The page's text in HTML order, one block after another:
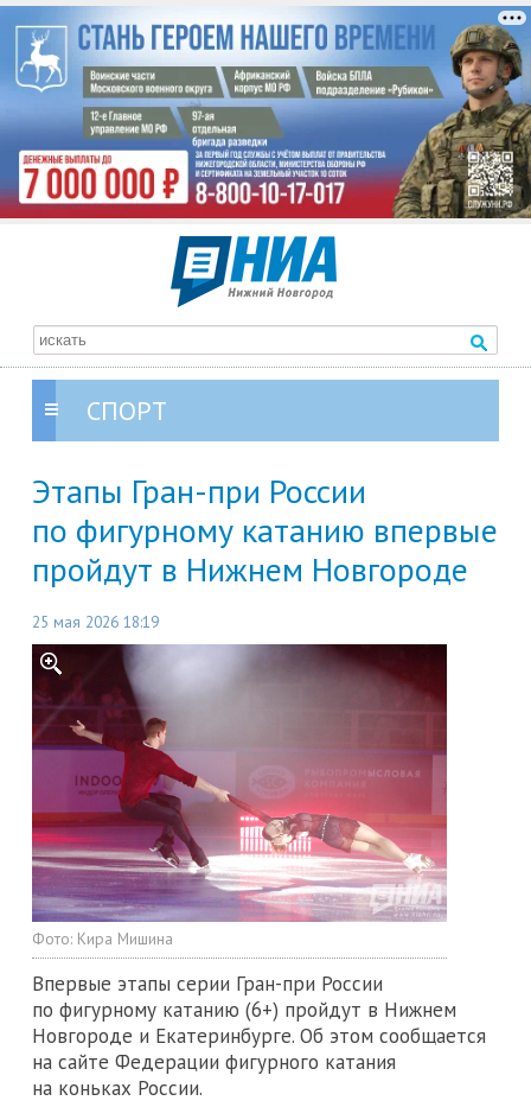
СПОРТ
Этапы Гран-при России
по фигурному катанию впервые
пройдут в Нижнем Новгороде
25 мая 2026 18:19
Фото: Кира Мишина
Впервые этапы серии Гран-при России
по фигурному катанию (6+) пройдут в Нижнем
Новгороде и Екатеринбурге. Об этом сообщается
на сайте Федерации фигурного катания
на коньках России.